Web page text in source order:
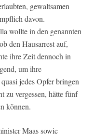
gewaltsamen
davon.
wollte in den genannten
den Hausarrest auf,
ihre Zeit dennoch in
um ihre
jedes Opfer bringen
zu vergessen, hätte fünf
können.
Maas sowie